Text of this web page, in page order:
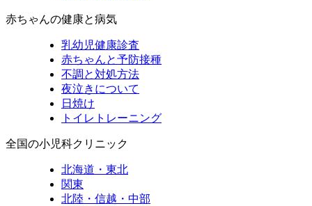
赤ちゃんの健康と病気
乳幼児健康診査
赤ちゃんと予防接種
不調と対処方法
夜泣きについて
日焼け
トイレトレーニング
全国の小児科クリニック
北海道・東北
関東
北陸・信越・中部